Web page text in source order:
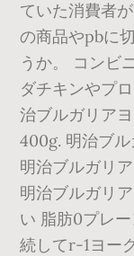
ていた消費者
の商品やpbに
うか。 コンビ
ダチキンやプ
治ブルガリア
400g. 明治ブル
明治ブルガリ
明治ブルガリ
い 脂肪0プレ
続してr-1ヨー